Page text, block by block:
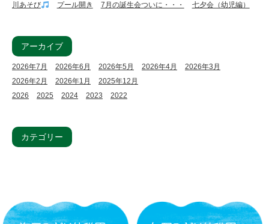
川あそび プール開き 7月の誕生会ついに・・・ 七夕会（幼児編）
アーカイブ
2026年7月 2026年6月 2026年5月 2026年4月
2026年3月
2026年2月
2026年1月
2025年12月
2026
2025 2024 2023 2022
カテゴリー